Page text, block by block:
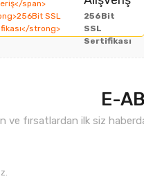
256Bit
SSL
Sertifikası
E-
ve fırsatlardan ilk siz